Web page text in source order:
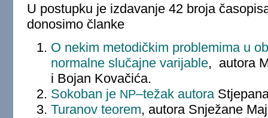
U postupku je izdavanje 42 broja
donosimo članke
O nekim metodičkim problemima u
normalne slučajne varijable, autora
i Bojan Kovačića.
Sokoban je NP–težak autora
Turanov teorem, autora Snježane